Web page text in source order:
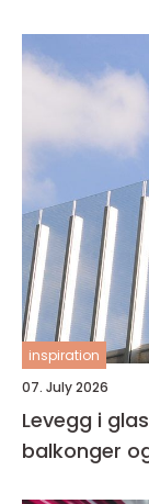
inspiration
07. July 2026
Levegg i
balkonger